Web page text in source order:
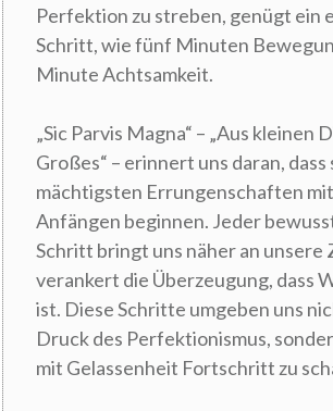
Perfektion zu streben, genügt ein
Schritt, wie fünf Minuten
Minute Achtsamkeit.
„Sic Parvis Magna“ – „Aus kleinen
Großes“ – erinnert uns daran, dass
mächtigsten Errungenschaften
Anfängen beginnen. Jeder
Schritt bringt uns näher an unsere
verankert die Überzeugung, dass
ist. Diese Schritte umgeben uns
Druck des Perfektionismus,
mit Gelassenheit Fortschritt zu